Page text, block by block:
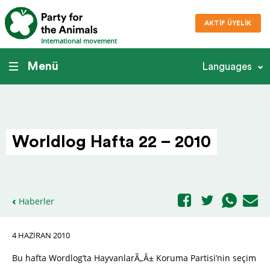
International movement
AKTIF ÜYELIK
Menü Languages
Worldlog Hafta 22 – 2010
Haberler
4 HAZIRAN 2010
Bu hafta Wordlog’ta HayvanlarÃ„Â± Koruma Partisi’nin seçim